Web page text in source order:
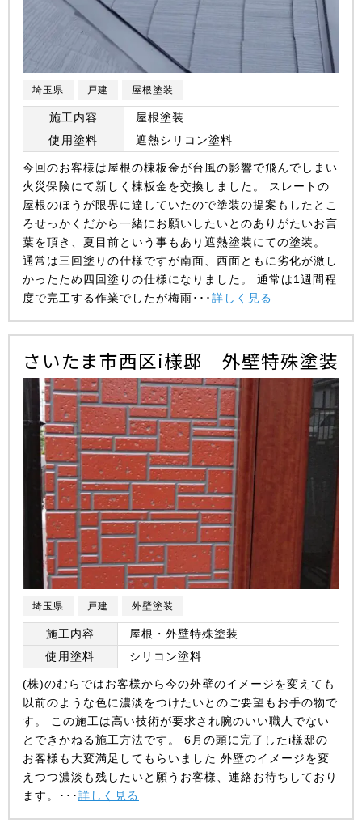
埼玉県 戸建 屋根塗装
施工内容
屋根塗装
使用塗料
遮熱シリコン塗料
今回のお客様は屋根の棟板金が台風の影響で飛んでしまい
火災保険にて新しく棟板金を交換しました。 スレートの
屋根のほうが限界に達していたので塗装の提案もしたとこ
ろせっかくだから一緒にお願いしたいとのありがたいお言
葉を頂き、夏目前という事もあり遮熱塗装にての塗装。
通常は三回塗りの仕様ですが南面、西面ともに劣化が激し
かったため四回塗りの仕様になりました。 通常は1週間程
度で完工する作業でしたが梅雨･･･詳しく見る
さいたま市西区i様邸 外壁特殊塗装
埼玉県 戸建 外壁塗装
施工内容
屋根・外壁特殊塗装
使用塗料
シリコン塗料
(株)のむらではお客様から今の外壁のイメージを変えても
以前のような色に濃淡をつけたいとのご要望もお手の物で
す。 この施工は高い技術が要求され腕のいい職人でない
とできかねる施工方法です。 6月の頭に完了したi様邸の
お客様も大変満足してもらいました 外壁のイメージを変
えつつ濃淡も残したいと願うお客様、連絡お待ちしており
ます。･･･詳しく見る